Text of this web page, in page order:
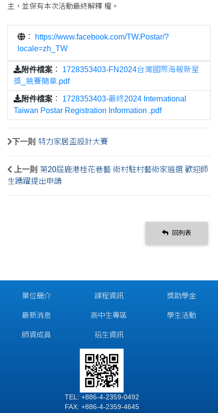
主，並保有本次活動最終解釋 權。
：
https://www.facebook.com/TW.Postar/?
locale=zh_TW
附件檔案 ： 1728353403-FN2024台灣國際海報新星
獎_競賽簡章.pdf
附件檔案 ： 1728353403-最終2024 International
Taiwan Postar Registration Information .pdf
下一則 特力家居盃設計大賽
上一則 第20屆鹿港桂花巷藝 術村駐村藝術家遴選 歡迎師
生踴躍提出申請
回列表
單位簡介
最新消息
師資成員
課程資訊
高中生專區
招生資訊
獎助學金
學生活動
TEL: +886-4-2359-0492
FAX: +886-4-2359-4645